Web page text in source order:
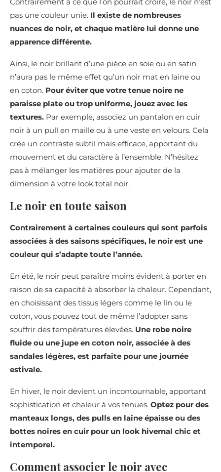
pas une couleur unie. Il existe de nombreuses
nuances de noir, et chaque matière lui donne une
apparence différente.
Ainsi, le noir brillant d’une pièce en soie ou en satin
n’aura pas le même effet qu’un noir mat en laine ou
en coton. Pour éviter que votre tenue noire ne
paraisse plate ou trop uniforme, jouez avec les
textures. Par exemple, associez un pantalon en cuir
noir à un pull en maille ou à une veste en velours. Cela
crée un contraste subtil mais efficace, apportant du
mouvement et du caractère à l’ensemble. N’hésitez
pas à mélanger les matières pour ajouter de la
dimension à votre look total noir.
Le noir en toute saison
Contrairement à certaines couleurs qui sont parfois
associées à des saisons spécifiques, le noir est une
couleur qui s’adapte toute l’année.
En été, le noir peut paraître moins évident à porter en
raison de sa capacité à absorber la chaleur. Cependant,
en choisissant des tissus légers comme le lin ou le
coton, vous pouvez tout de même l’adopter sans
souffrir des températures élevées. Une robe noire
fluide ou une jupe en coton noir, associée à des
sandales légères, est parfaite pour une journée
estivale.
En hiver, le noir devient un incontournable, apportant
sophistication et chaleur à vos tenues. Optez pour des
manteaux longs, des pulls en laine épaisse ou des
bottes noires en cuir pour un look hivernal chic et
intemporel.
Comment associer le noir avec